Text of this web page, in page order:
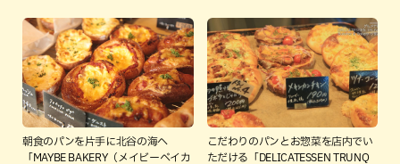
朝食のパンを片手に北谷の海へ
「MAYBE BAKERY（メイビーベイカ
こだわりのパンとお惣菜を店内でい
ただける「DELICATESSEN TRUNQ